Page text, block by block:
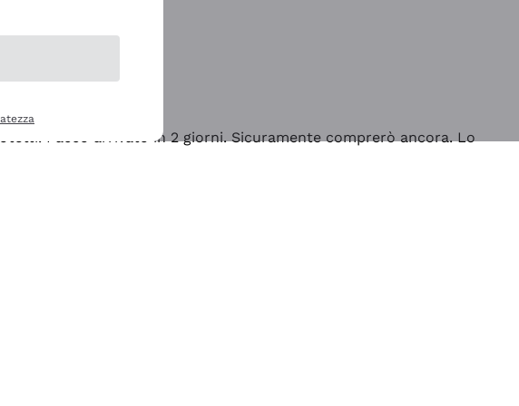
Pacco arrivato in 2 giorni. Sicuramente comprerò ancora. Lo